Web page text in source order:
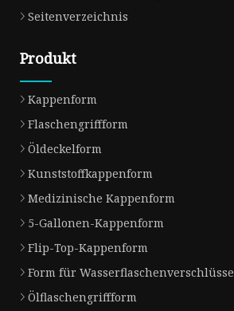
Seitenverzeichnis
Produkt
Kappenform
Flaschengriffform
Öldeckelform
Kunststoffkappenform
Medizinische Kappenform
5-Gallonen-Kappenform
Flip-Top-Kappenform
Form für Wasserflaschenverschlüsse
Ölflaschengriffform